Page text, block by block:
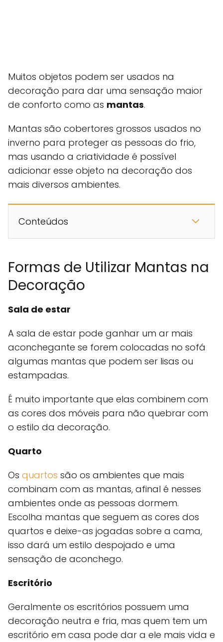
Muitos objetos podem ser usados na
decoração para dar uma sensação maior
de conforto como as mantas.
Mantas são cobertores grossos usados no
inverno para proteger as pessoas do frio,
mas usando a criatividade é possível
adicionar esse objeto na decoração dos
mais diversos ambientes.
Conteúdos
Formas de Utilizar Mantas na
Decoração
Sala de estar
A sala de estar pode ganhar um ar mais
aconchegante se forem colocadas no sofá
algumas mantas que podem ser lisas ou
estampadas.
É muito importante que elas combinem com
as cores dos móveis para não quebrar com
o estilo da decoração.
Quarto
Os quartos são os ambientes que mais
combinam com as mantas, afinal é nesses
ambientes onde as pessoas dormem.
Escolha mantas que seguem as cores dos
quartos e deixe-as jogadas sobre a cama,
isso dará um estilo despojado e uma
sensação de aconchego.
Escritório
Geralmente os escritórios possuem uma
decoração neutra e fria, mas quem tem um
escritório em casa pode dar a ele mais vida e